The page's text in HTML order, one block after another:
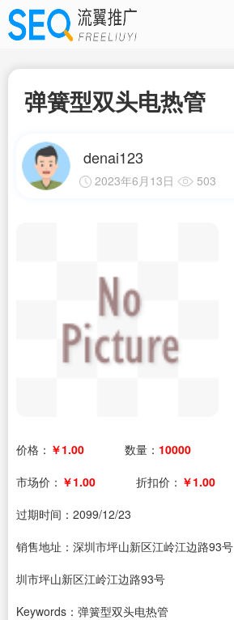
弹簧型双头电热管
denai123
2023年6月13日 503
价格： ￥1.00 数量： 10000
市场价： ￥1.00 折扣价： ￥1.00
过期时间： 2099/12/23
销售地址：深圳市坪山新区江岭江边路93号
圳市坪山新区江岭江边路93号
Keywords：弹簧型双头电热管